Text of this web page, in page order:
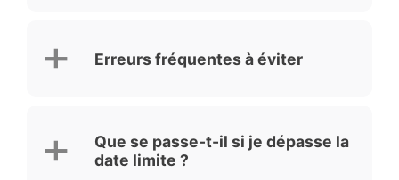
Erreurs fréquentes à éviter
Que se passe-t-il si je dépasse la
date limite ?